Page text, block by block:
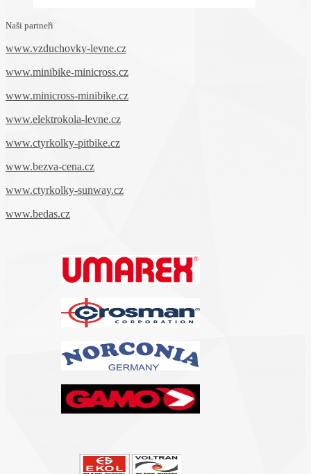
Naši partneři
www.vzduchovky-levne.cz
www.minibike-minicross.cz
www.minicross-minibike.cz
www.elektrokola-levne.cz
www.ctyrkolky-pitbike.cz
www.bezva-cena.cz
www.ctyrkolky-sunway.cz
www.bedas.cz